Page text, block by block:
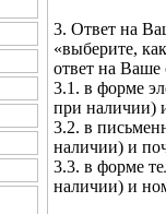
3. Ответ на
«выберите,
ответ на
3.1. в форме
при наличии)
3.2. в
наличии) и
3.3. в форме
наличии) и